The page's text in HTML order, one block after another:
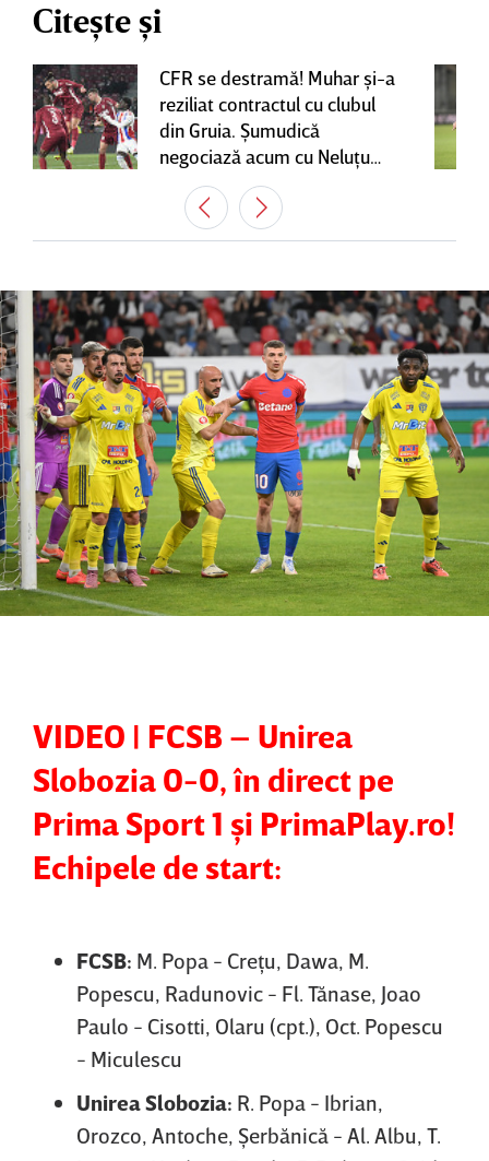
Citește și
CFR se destramă! Muhar şi-a
reziliat contractul cu clubul
din Gruia. Şumudică
negociază acum cu Neluţu
Varga, care mai are o
variantă pentru banca tehnică
| EXCLUSIV
VIDEO | FCSB – Unirea
Slobozia 0-0, în direct pe
Prima Sport 1 şi PrimaPlay.ro!
Echipele de start:
FCSB: M. Popa - Creţu, Dawa, M.
Popescu, Radunovic - Fl. Tănase, Joao
Paulo - Cisotti, Olaru (cpt.), Oct. Popescu
- Miculescu
Unirea Slobozia: R. Popa - Ibrian,
Orozco, Antoche, Şerbănică - Al. Albu, T.